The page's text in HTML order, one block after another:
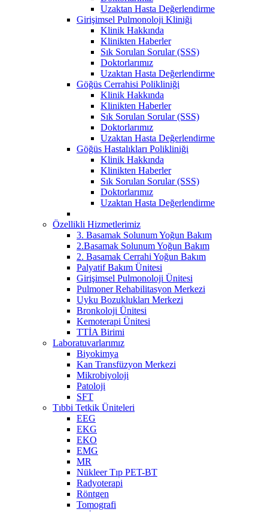
Uzaktan Hasta Değerlendirme
Girişimsel Pulmonoloji Kliniği
Klinik Hakkında
Klinikten Haberler
Sık Sorulan Sorular (SSS)
Doktorlarımız
Uzaktan Hasta Değerlendirme
Göğüs Cerrahisi Polikliniği
Klinik Hakkında
Klinikten Haberler
Sık Sorulan Sorular (SSS)
Doktorlarımız
Uzaktan Hasta Değerlendirme
Göğüs Hastalıkları Polikliniği
Klinik Hakkında
Klinikten Haberler
Sık Sorulan Sorular (SSS)
Doktorlarımız
Uzaktan Hasta Değerlendirme
Özellikli Hizmetlerimiz
3. Basamak Solunum Yoğun Bakım
2.Basamak Solunum Yoğun Bakım
2. Basamak Cerrahi Yoğun Bakım
Palyatif Bakım Ünitesi
Girişimsel Pulmonoloji Ünitesi
Pulmoner Rehabilitasyon Merkezi
Uyku Bozuklukları Merkezi
Bronkoloji Ünitesi
Kemoterapi Ünitesi
TTİA Birimi
Laboratuvarlarımız
Biyokimya
Kan Transfüzyon Merkezi
Mikrobiyoloji
Patoloji
SFT
Tıbbi Tetkik Üniteleri
EEG
EKG
EKO
EMG
MR
Nükleer Tıp PET-BT
Radyoterapi
Röntgen
Tomografi